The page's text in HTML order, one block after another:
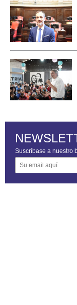
Suscríbase a nuestro